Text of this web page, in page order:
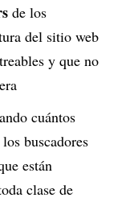
de los
del sitio web
y que no
cuántos
buscadores
están
clase de